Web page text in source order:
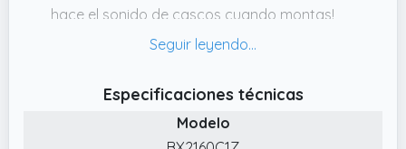
hace el sonido de cascos cuando montas!
(No se requieren baterías).
mecedora tiene un cómodo asiento y suaves
asas fáciles de sostener.
✔️ Unicornio Mecedora: ¡Conoce a Cleo, un
Especificaciones técnicas
Modelo